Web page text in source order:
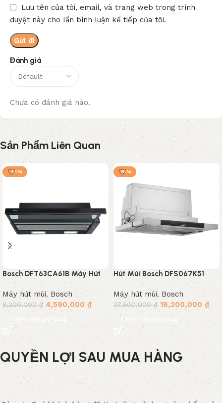
Đánh giá
Chưa có đánh giá nào.
Lưu tên của tôi, email, và trang web trong trình
duyệt này cho lần bình luận kế tiếp của tôi.
Sản Phẩm Liên Quan
-44%
Bosch DFT63CA61B Máy Hút
Mùi Âm Tủ Màu Đen Sang
Trọng
Máy hút mùi,Bosch
8,200,000₫ 4,590,000 ₫
Thêm vào giỏ hàng
-51%
Hút Mùi Bosch DFS067K51
Serie 8
Máy hút mùi, Bosch
37,500,000₫ 18,200,000 ₫
Thêm vào giỏ hàng
QUYỀN LỢI SAU MUA HÀNG